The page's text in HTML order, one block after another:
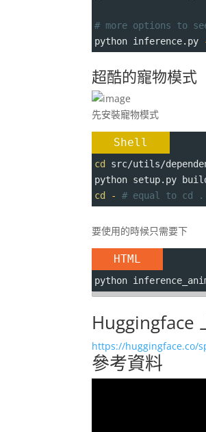
# more options to
python inference.py
超酷的寵物模式
先安裝寵物模式
Shell
cd
src/utils/
python setup.py
cd
- # equal to
要使用的時候只需要下
HTML
python
Huggingface
https://huggingface.co/
參考資料